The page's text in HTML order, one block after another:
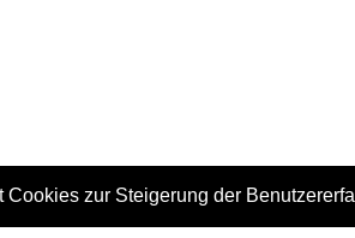
Cookies zur Steigerung der